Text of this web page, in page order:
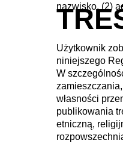
nazwisko, (2)
Użytkownik
niniejszego
W
własności
publikowania
etniczną,